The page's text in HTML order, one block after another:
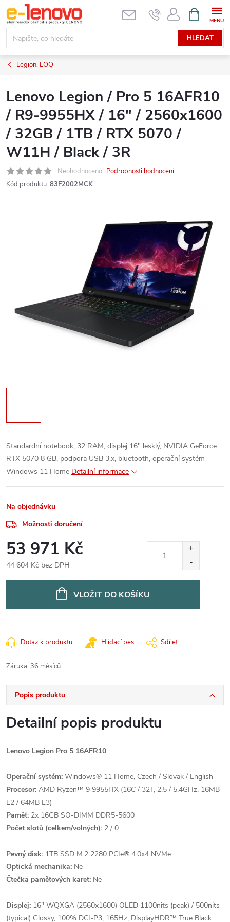
Přejít
na
obsah
HLEDAT
NÁKUPNÍ
KOŠÍK
Legion, LOQ
Lenovo Legion / Pro 5 16AFR10
/ R9-9955HX / 16" / 2560x1600
/ 32GB / 1TB / RTX 5070 /
W11H / Black / 3R
Neohodnoceno Podrobnosti hodnocení
Kód produktu: 83F2002MCK
Standardní notebook, 32 RAM, displej 16" lesklý, NVIDIA GeForce
RTX 5070 8 GB, podpora USB 3.x, bluetooth, operační systém
Windows 11 Home Detailní informace
Na objednávku
Možnosti doručení
53 971 Kč
44 604 Kč bez DPH
VLOŽIT DO KOŠÍKU
Dotaz k produktu Hlídací pes Sdílet
Záruka: 36 měsíců
Popis produktu
Detailní popis produktu
Lenovo Legion Pro 5 16AFR10
Operační systém: Windows® 11 Home, Czech / Slovak / English
Procesor: AMD Ryzen™ 9 9955HX (16C / 32T, 2.5 / 5.4GHz, 16MB
L2 / 64MB L3)
Paměť: 2x 16GB SO-DIMM DDR5-5600
Počet slotů (celkem/volných): 2 / 0
Pevný disk: 1TB SSD M.2 2280 PCIe® 4.0x4 NVMe
Optická mechanika: Ne
Čtečka paměťových karet: Ne
Displej: 16" WQXGA (2560x1600) OLED 1100nits (peak) / 500nits
(typical) Glossy, 100% DCI-P3, 165Hz, DisplayHDR™ True Black